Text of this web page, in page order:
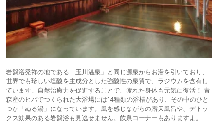
岩盤浴発祥の地である「玉川温泉」と同じ源泉からお湯を引いており、
世界でも珍しい塩酸を主成分とした強酸性の泉質で、ラジウムを含有し
ています。自然治癒力を促進することで、疲れた身体も元気に復活！ 青
森産のヒバでつくられた大浴場には14種類の浴槽があり、その中のひと
つが「ぬる湯」になっています。風を感じながらの露天風呂や、デトッ
クス効果のある岩盤浴も見逃せません。飲泉コーナーもありますよ。